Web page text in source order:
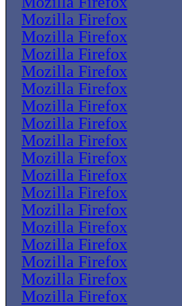
Mozilla Firefox
Mozilla Firefox
Mozilla Firefox
Mozilla Firefox
Mozilla Firefox
Mozilla Firefox
Mozilla Firefox
Mozilla Firefox
Mozilla Firefox
Mozilla Firefox
Mozilla Firefox
Mozilla Firefox
Mozilla Firefox
Mozilla Firefox
Mozilla Firefox
Mozilla Firefox
Mozilla Firefox